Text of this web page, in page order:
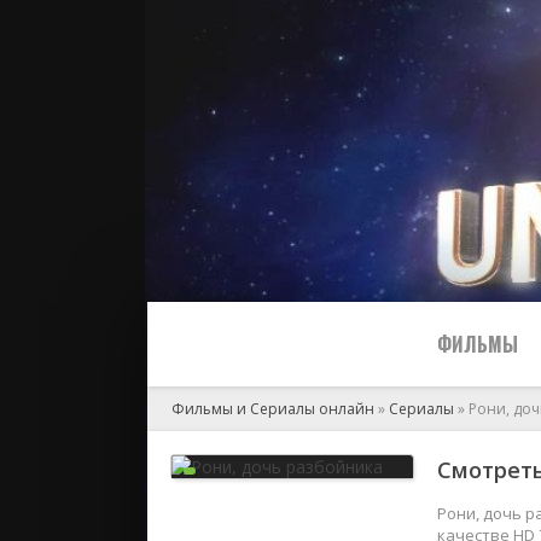
ФИЛЬМЫ
2024
Фильмы и Сериалы онлайн » Сериалы » Рони,
Рони, дочь
качестве